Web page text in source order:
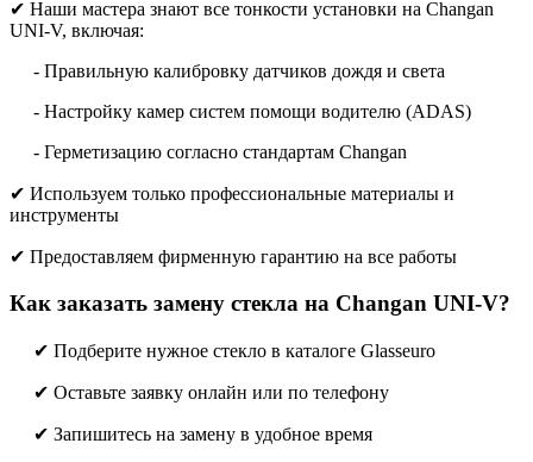
✔ Наши мастера знают все тонкости установки на Changan
UNI-V, включая:
- Правильную калибровку датчиков дождя и света
- Настройку камер систем помощи водителю (ADAS)
- Герметизацию согласно стандартам Changan
✔ Используем только профессиональные материалы и
инструменты
✔ Предоставляем фирменную гарантию на все работы
Как заказать замену стекла на Changan UNI-V?
✔ Подберите нужное стекло в каталоге Glasseuro
✔ Оставьте заявку онлайн или по телефону
✔ Запишитесь на замену в удобное время